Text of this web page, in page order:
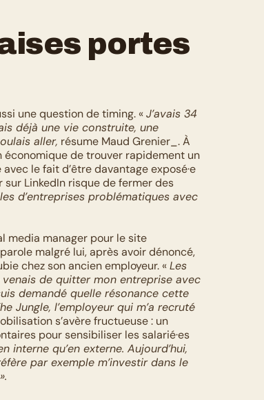
portes
une question de timing. « J’avais 34
déjà une vie construite, une
aller, résume Maud Grenier_. À
économique de trouver rapidement un
le fait d’être davantage exposé·e
sur LinkedIn risque de fermer des
d’entreprises problématiques avec
media manager pour le site
malgré lui, après avoir dénoncé,
chez son ancien employeur. « Les
venais de quitter mon entreprise avec
demandé quelle résonance cette
Jungle, l’employeur qui m’a recruté
s’avère fructueuse : un
pour sensibiliser les salarié·es
interne qu’en externe. Aujourd’hui,
par exemple m’investir dans le